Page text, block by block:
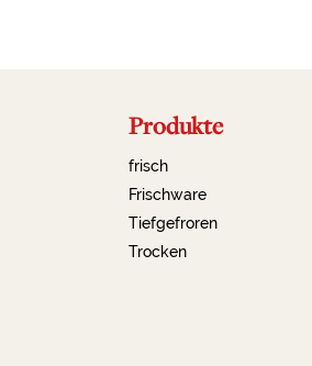
Produkte
frisch
Frischware
Tiefgefroren
Trocken